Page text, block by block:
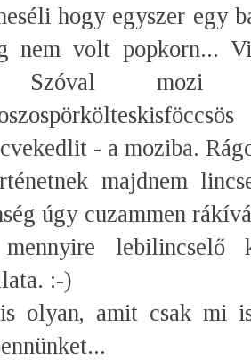
hogy egyszer egy
nem volt popkorn...
Szóval
- a moziba.
majdnem
úgy cuzammen
lebilincselő
:-)
olyan, amit csak mi